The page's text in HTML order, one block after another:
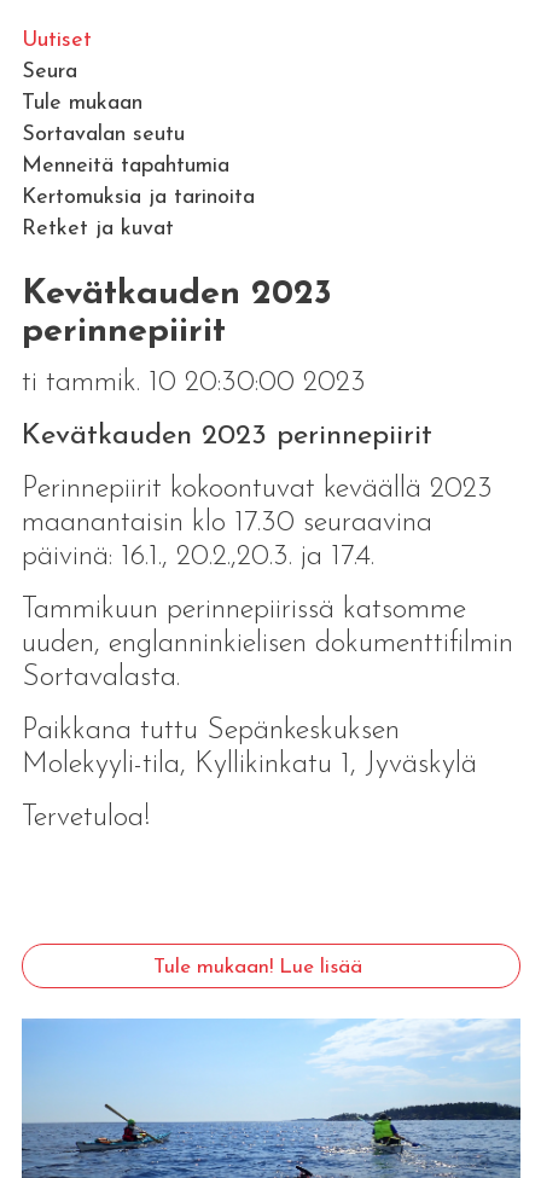
Uutiset
Seura
Tule mukaan
Sortavalan seutu
Menneitä tapahtumia
Kertomuksia ja tarinoita
Retket ja kuvat
Kevätkauden 2023
perinnepiirit
ti tammik. 10 20:30:00 2023
Kevätkauden 2023 perinnepiirit
Perinnepiirit kokoontuvat keväällä 2023
maanantaisin klo 17.30 seuraavina
päivinä: 16.1., 20.2.,20.3. ja 17.4.
Tammikuun perinnepiirissä katsomme
uuden, englanninkielisen dokumenttifilmin
Sortavalasta.
Paikkana tuttu Sepänkeskuksen
Molekyyli-tila, Kyllikinkatu 1, Jyväskylä
Tervetuloa!
Tule mukaan! Lue lisää